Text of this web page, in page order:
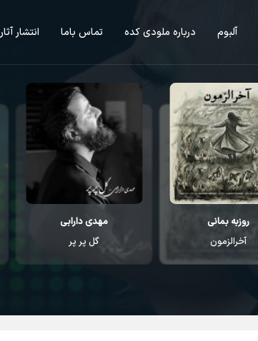
آلبوم درباره ملودی کده تماس باما انتشار آثار
مهدی دارابی
گل پر پر
محمد اصفهانی
رفتن